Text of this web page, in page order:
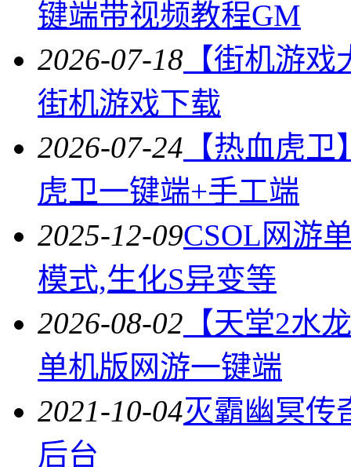
键端带视频教程GM
2026-07-18 【街机游
街机游戏下载
2026-07-24 【热血虎
虎卫一键端+手工端
2025-12-09CSOL网游
模式,生化S异变等
2026-08-02 【天堂2水
单机版网游一键端
2021-10-04灭霸幽冥传
后台